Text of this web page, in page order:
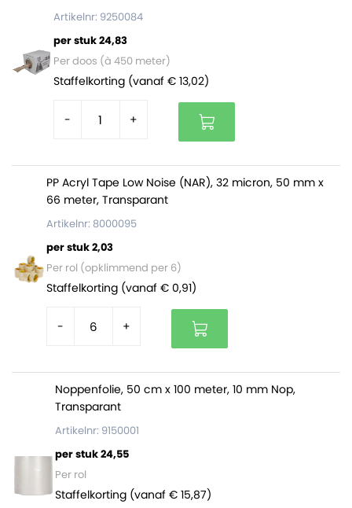
Artikelnr: 9250084
per stuk 24,83
Per doos (à 450 meter)
Staffelkorting (vanaf € 13,02)
- +
PP Acryl Tape Low Noise (NAR), 32 micron, 50 mm x
66 meter, Transparant
Artikelnr: 8000095
per stuk 2,03
Per rol (opklimmend per 6)
Staffelkorting (vanaf € 0,91)
- +
Noppenfolie, 50 cm x 100 meter, 10 mm Nop,
Transparant
Artikelnr: 9150001
per stuk 24,55
Per rol
Staffelkorting (vanaf € 15,87)